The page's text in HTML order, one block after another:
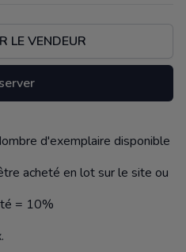
LE VENDEUR
d'exemplaire disponible
acheté en lot sur le site ou
= 10%